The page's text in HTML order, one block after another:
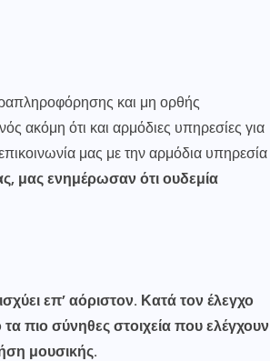
και μη ορθής
ακόμη ότι και αρμόδιες υπηρεσίες για
μας με την αρμόδια υπηρεσία
μας ενημέρωσαν ότι ουδεμία
επ’ αόριστον. Κατά τον έλεγχο
πιο σύνηθες στοιχεία που ελέγχουν
μουσικής.